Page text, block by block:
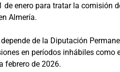
de enero para tratar la comisión
Almería.
de la Diputación
en períodos inhábiles como
febrero de 2026.